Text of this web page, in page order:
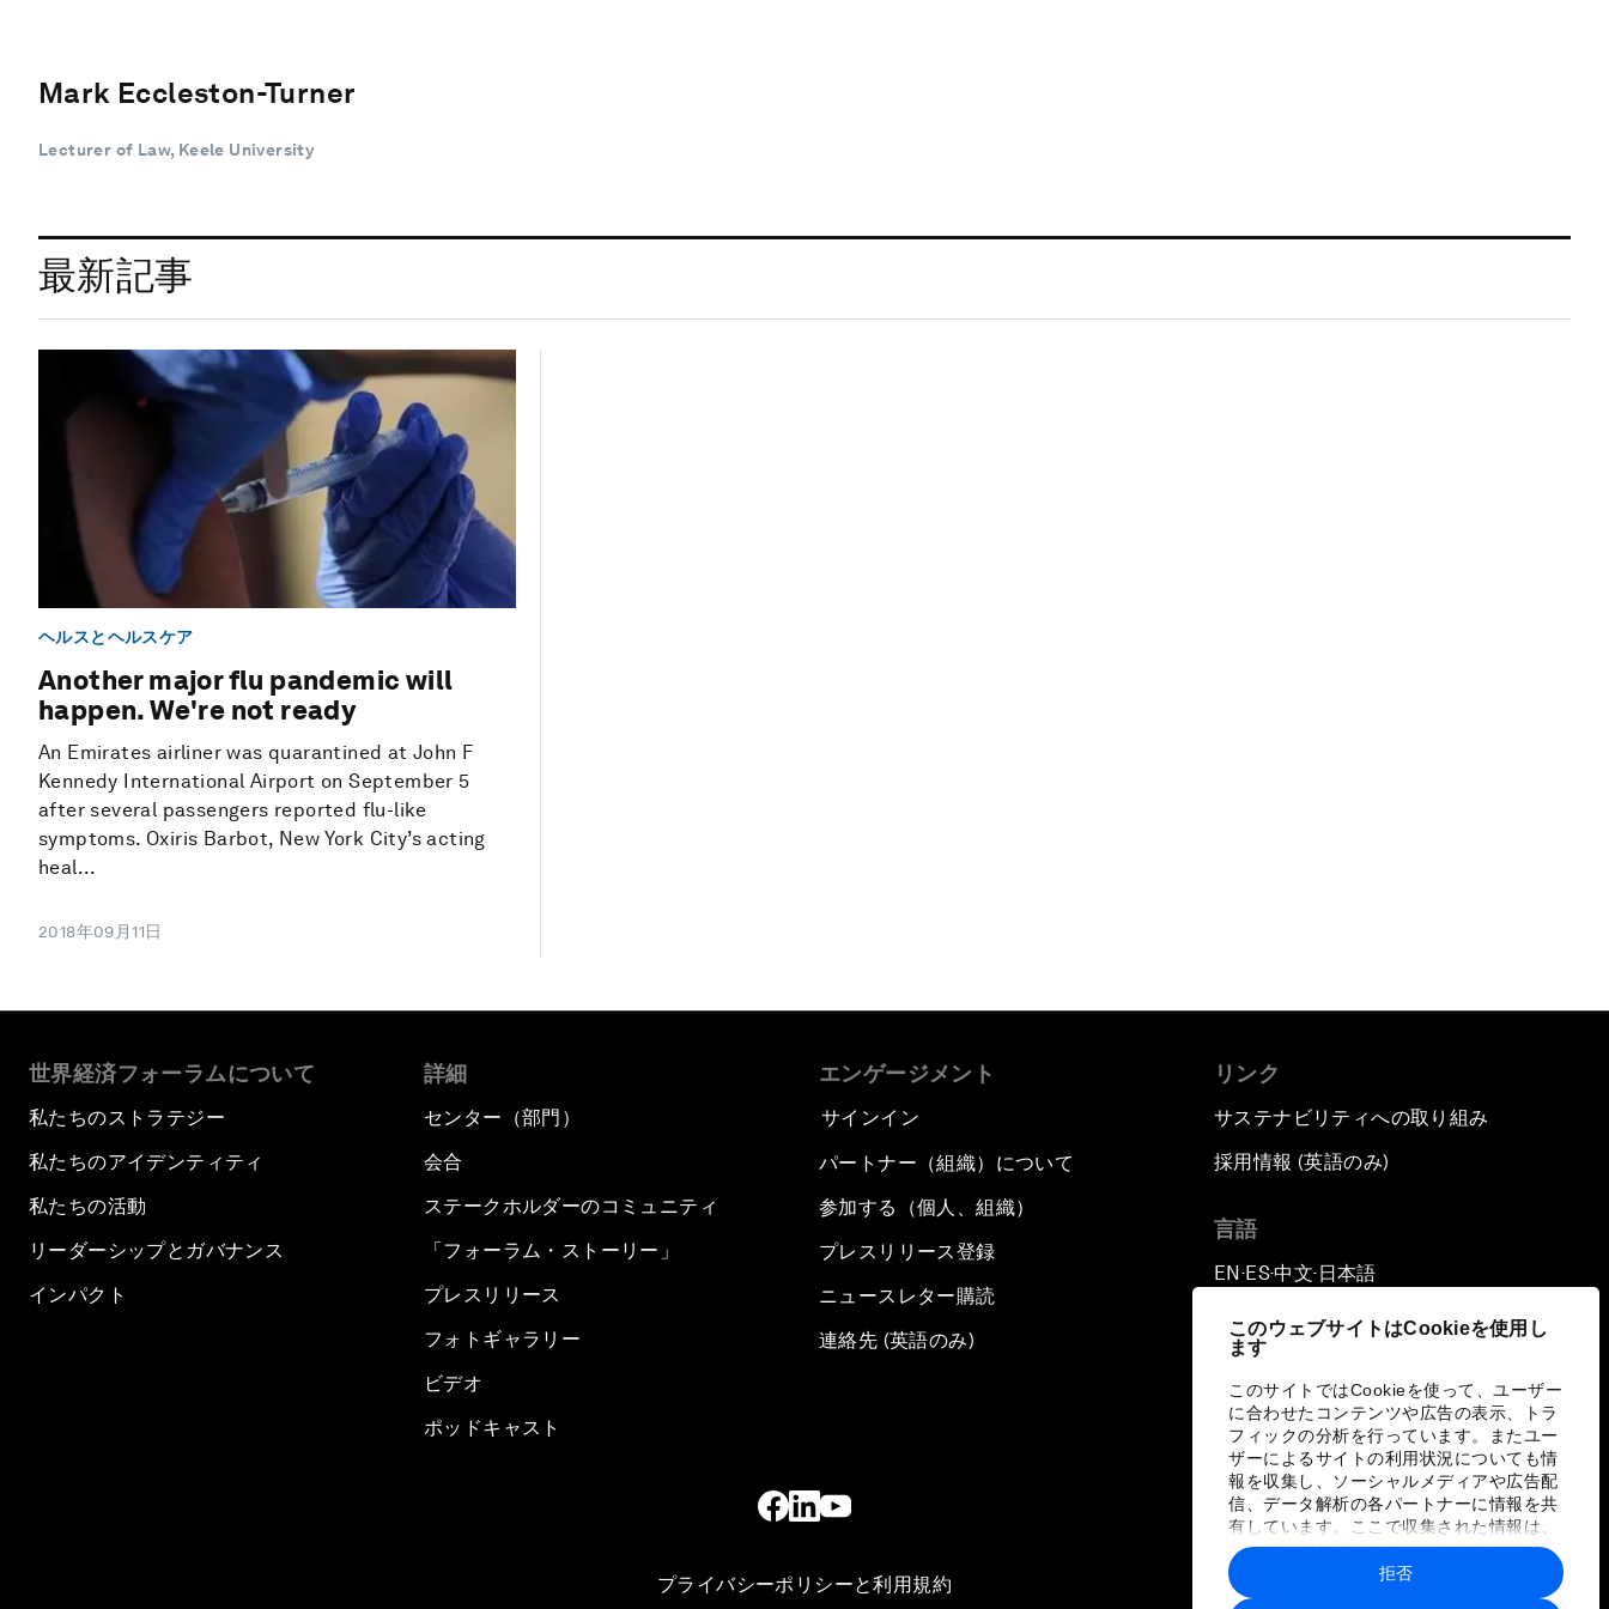
このウェブサイトはCookieを使用し
ます
このサイトではCookieを使って、ユーザー
に合わせたコンテンツや広告の表示、トラ
フィックの分析を行っています。またユー
ザーによるサイトの利用状況についても情
報を収集し、ソーシャルメディアや広告配
信、データ解析の各パートナーに情報を共
有しています。ここで収集された情報は、
ユーザーが各パートナーに提供した他の情
報や各パートナーのサービスを使用した際
に収集された情報と組み合わされ、各パー
拒否
Mark Eccleston-Turner
Lecturer of Law, Keele University
最新記事
ヘルスとヘルスケア
Another major flu pandemic will
happen. We're not ready
An Emirates airliner was quarantined at John F
Kennedy International Airport on September 5
after several passengers reported flu-like
symptoms. Oxiris Barbot, New York City’s acting
heal...
2018年09月11日
世界経済フォーラムについて
私たちのストラテジー
私たちのアイデンティティ
私たちの活動
リーダーシップとガバナンス
インパクト
詳細
センター（部門）
会合
ステークホルダーのコミュニティ
「フォーラム・ストーリー」
プレスリリース
フォトギャラリー
ビデオ
ポッドキャスト
エンゲージメント
サインイン
パートナー（組織）について
参加する（個人、組織）
プレスリリース登録
ニュースレター購読
連絡先 (英語のみ)
リンク
サステナビリティへの取り組み
採用情報 (英語のみ)
言語
EN ▪ ES▪中文▪ 日本語
プライバシーポリシーと利用規約